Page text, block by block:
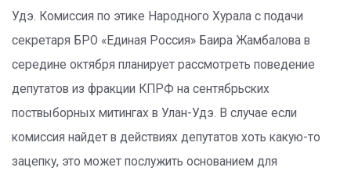
Удэ. Комиссия по этике Народного Хурала с подачи
секретаря БРО «Единая Россия» Баира Жамбалова в
середине октября планирует рассмотреть поведение
депутатов из фракции КПРФ на сентябрьских
поствыборных митингах в Улан-Удэ. В случае если
комиссия найдет в действиях депутатов хоть какую-то
зацепку, это может послужить основанием для